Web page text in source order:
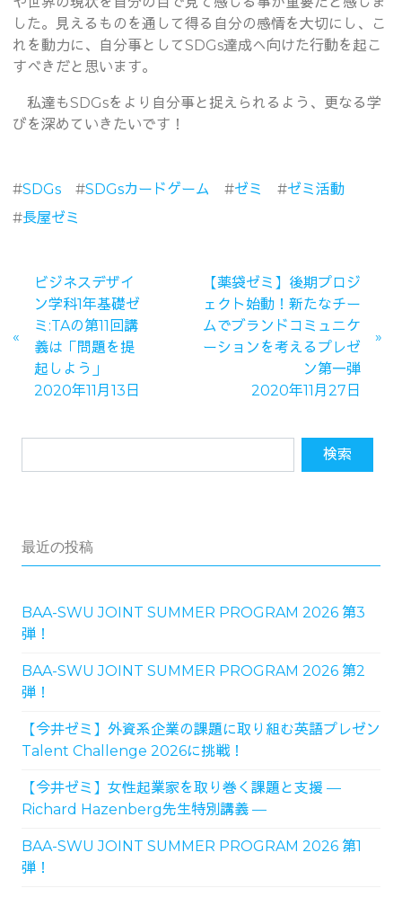
した。見えるものを通して得る自分の感情を大切にし、こ
れを動力に、自分事としてSDGs達成へ向けた行動を起こ
すべきだと思います。
私達もSDGsをより自分事と捉えられるよう、更なる学
びを深めていきたいです！
#SDGs #SDGsカードゲーム #ゼミ #ゼミ活動
#長屋ゼミ
ビジネスデザイ
ン学科1年基礎ゼ
ミ:TAの第11回講
義は「問題を提
起しよう」
2020年11月13日
【薬袋ゼミ】後期プロジ
ェクト始動！新たなチー
ムでブランドコミュニケ
ーションを考えるプレゼ
ン第一弾
2020年11月27日
最近の投稿
BAA-SWU JOINT SUMMER PROGRAM 2026 第3
弾！
BAA-SWU JOINT SUMMER PROGRAM 2026 第2
弾！
【今井ゼミ】外資系企業の課題に取り組む英語プレゼン
Talent Challenge 2026に挑戦！
【今井ゼミ】女性起業家を取り巻く課題と支援 ―
Richard Hazenberg先生特別講義 ―
BAA-SWU JOINT SUMMER PROGRAM 2026 第1
弾！